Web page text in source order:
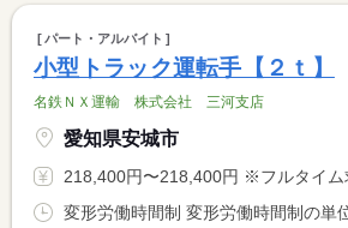
パート・アルバイト
小型トラック運転手【２ｔ】
名鉄ＮＸ運輸 株式会社 三河支店
愛知県安城市
218,400円〜218,400円 ※フルタイム求人の場合は月額（換算額）、パート求人